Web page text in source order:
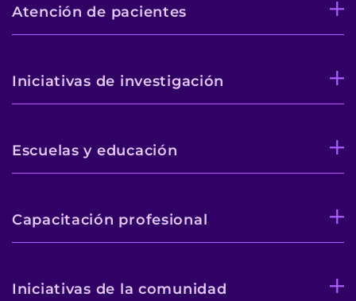
Atención de pacientes
Iniciativas de investigación
Escuelas y educación
Capacitación profesional
Iniciativas de la comunidad